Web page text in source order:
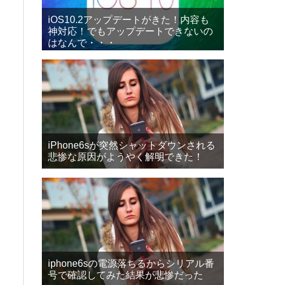
iOS10.2アップデートがきた！内容も
神対応！でもアップデートできないの
はなんで・・・
iPhone6sが突然シャットダウンされる
悲惨な原因がようやく解明できた！
iphone6sの電源落ちるからシリアル番
号で確認してみた結果が悲惨だった